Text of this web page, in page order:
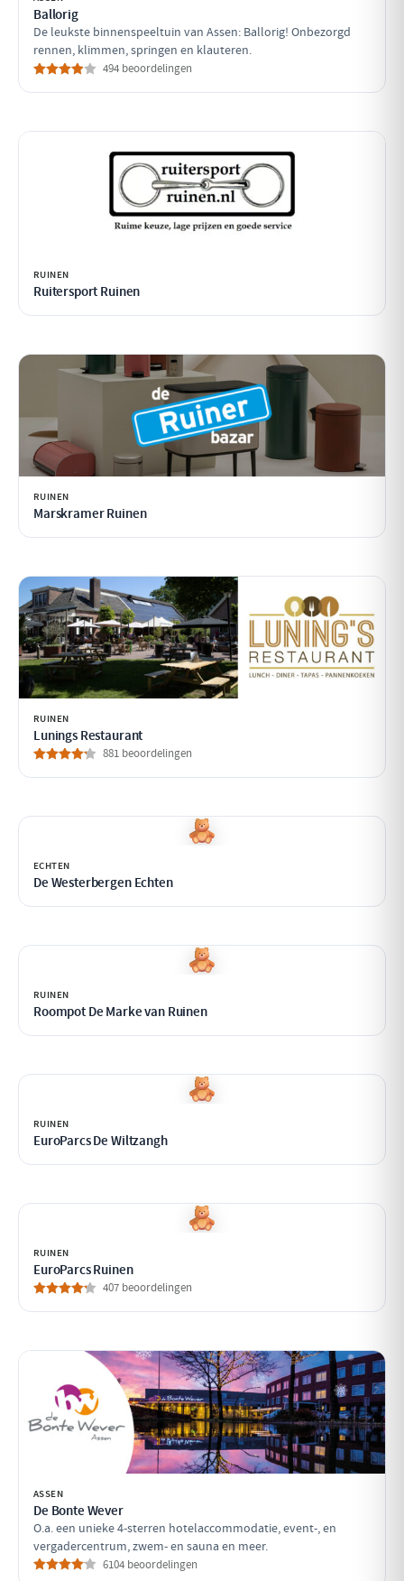
Ballorig
De leukste binnenspeeltuin van Assen: Ballorig! Onbezorgd
rennen, klimmen, springen en klauteren.
494 beoordelingen
RUINEN
Ruitersport Ruinen
RUINEN
Marskramer Ruinen
RUINEN
Lunings Restaurant
881 beoordelingen
ECHTEN
De Westerbergen Echten
RUINEN
Roompot De Marke van Ruinen
RUINEN
EuroParcs De Wiltzangh
RUINEN
EuroParcs Ruinen
407 beoordelingen
ASSEN
De Bonte Wever
O.a. een unieke 4-sterren hotelaccommodatie, event-, en
vergadercentrum, zwem- en sauna en meer.
6104 beoordelingen